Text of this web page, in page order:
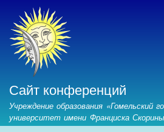
Сайт конференций
Учреждение образования «Гомельский
университет имени Франциска